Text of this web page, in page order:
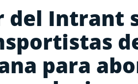
del Intrant
para